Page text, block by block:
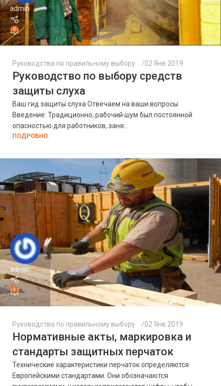
admin
0
Руководства по правильному выбору 02 Янв 2019
Руководство по выбору средств
защиты слуха
Ваш гид защиты слуха Отвечаем на ваши вопросы
Введение: Традиционно, рабочий шум был постоянной
опасностью для работников, заня...
ПОДРОБНО
admin
0
Руководства по правильному выбору 02 Янв 2019
Нормативные акты, маркировка и
стандарты защитных перчаток
Технические характеристики перчаток определяются
Европейскими стандартами. Они обозначаются